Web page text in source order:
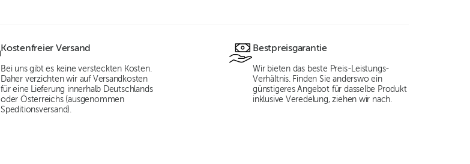
Kostenfreier Versand
Bei uns gibt es keine versteckten Kosten.
Daher verzichten wir auf Versandkosten
für eine Lieferung innerhalb Deutschlands
oder Österreichs (ausgenommen
Speditionsversand).
Bestpreisgarantie
Wir bieten das beste Preis-Leistungs-
Verhältnis. Finden Sie anderswo ein
günstigeres Angebot für dasselbe Produkt
inklusive Veredelung, ziehen wir nach.